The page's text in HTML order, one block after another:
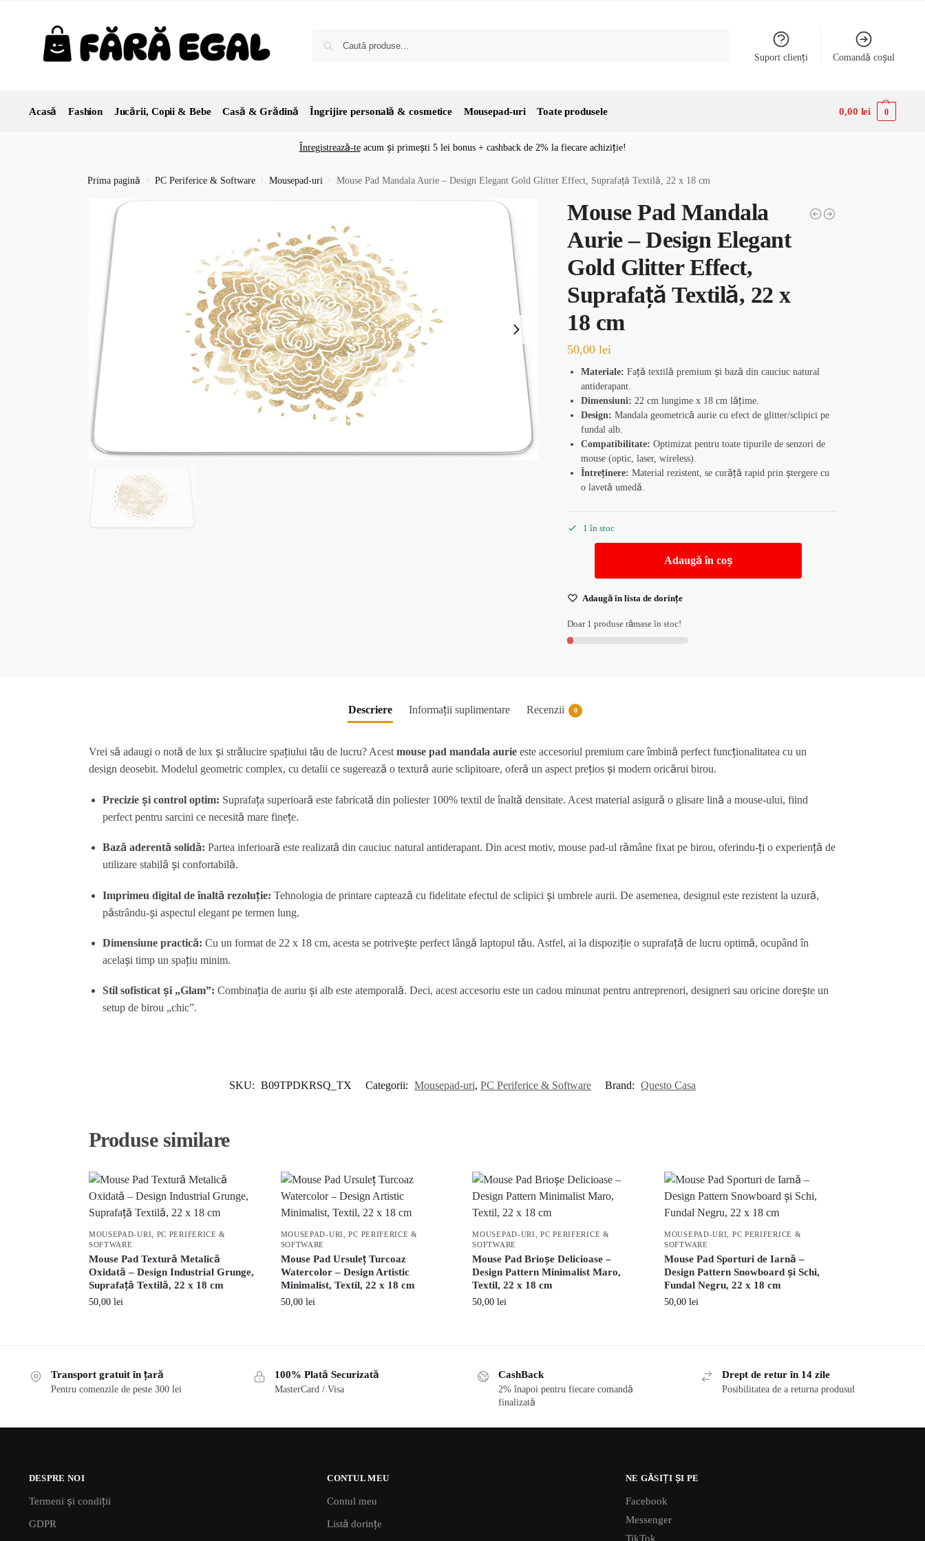
Suport clienți Comandă coșul
Acasă Fashion Jucării, Copii & Bebe Casă & Grădină Îngrijire personală & cosmetice Mousepad-uri Toate produsele 0,00 lei 0
Înregistrează-teacum și primești 5 lei bonus + cashback de 2% la fiecare achiziție!
Prima pagină / PC Periferice & Software / Mousepad-uri / Mouse Pad Mandala Aurie – Design Elegant Gold Glitter Effect, Suprafață Textilă, 22 x 18 cm
Mouse Pad Mandala
Aurie – Design Elegant
Gold Glitter Effect,
Suprafață Textilă, 22 x
18 cm
50,00lei
Materiale: Față textilă premium și bază din cauciuc natural
antiderapant.
Dimensiuni: 22 cm lungime x 18 cm lățime.
Design: Mandala geometrică aurie cu efect de glitter/sclipici pe
fundal alb.
Compatibilitate: Optimizat pentru toate tipurile de senzori de
mouse (optic, laser, wireless).
Întreținere: Material rezistent, se curăță rapid prin ștergere cu
o lavetă umedă.
1 în stoc
Adaugă în coș
Adaugă în lista de dorințe
Doar 1 produse rămase în stoc!
Descriere Informații suplimentare Recenzii 0
Vrei să adaugi o notă de lux și strălucire spațiului tău de lucru? Acest mouse pad mandala aurieeste accesoriul premium care îmbină perfect funcționalitatea cu un
design deosebit. Modelul geometric complex, cu detalii ce sugerează o textură aurie sclipitoare, oferă un aspect prețios și modern oricărui birou.
Precizie și control optim: Suprafața superioară este fabricată din poliester 100% textil de înaltă densitate. Acest material asigură o glisare lină a mouse-ului, fiind
perfect pentru sarcini ce necesită mare finețe.
Bază aderentă solidă: Partea inferioară este realizată din cauciuc natural antiderapant. Din acest motiv, mouse pad-ul rămâne fixat pe birou, oferindu-ți o experiență de
utilizare stabilă și confortabilă.
Imprimeu digital de înaltă rezoluție: Tehnologia de printare captează cu fidelitate efectul de sclipici și umbrele aurii. De asemenea, designul este rezistent la uzură,
păstrându-și aspectul elegant pe termen lung.
Dimensiune practică: Cu un format de 22 x 18 cm, acesta se potrivește perfect lângă laptopul tău. Astfel, ai la dispoziție o suprafață de lucru optimă, ocupând în
același timp un spațiu minim.
Stil sofisticat și „Glam”: Combinația de auriu și alb este atemporală. Deci, acest accesoriu este un cadou minunat pentru antreprenori, designeri sau oricine dorește un
setup de birou „chic”.
SKU: B09TPDKRSQ_TX Categorii: Mousepad-uri, PC Periferice & Software Brand: Questo Casa
Produse similare
MOUSEPAD-URI
PC PERIFERICE &
SOFTWARE
Mouse Pad Textură Metalică
Oxidată – Design Industrial Grunge,
Suprafață Textilă, 22 x 18 cm
50,00 lei
MOUSEPAD-URI ,PC PERIFERICE &
SOFTWARE
Mouse Pad Ursuleț Turcoaz
Watercolor – Design Artistic
Minimalist, Textil, 22 x 18 cm
50,00 lei
MOUSEPAD-URI ,PC PERIFERICE &
SOFTWARE
Mouse Pad Brioșe Delicioase –
Design Pattern Minimalist Maro,
Textil, 22 x 18 cm
50,00lei
MOUSEPAD-URI
PC PERIFERICE &
SOFTWARE
Mouse Pad Sporturi de Iarnă –
Design Pattern Snowboard și Schi,
Fundal Negru, 22 x 18 cm
50,00lei
Transport gratuit în țară
Pentru comenzile de peste 300 lei
100% Plată Securizată
MasterCard / Visa
CashBack
2% înapoi pentru fiecare comandă
finalizată
Drept de retur în 14 zile
Posibilitatea de a returna produsul
DESPRE NOI
Termeni și condiții
GDPR
CONTUL MEU
Contul meu
Listă dorințe
NE GĂSIȚI ȘI PE
Facebook
Messenger
TikTok